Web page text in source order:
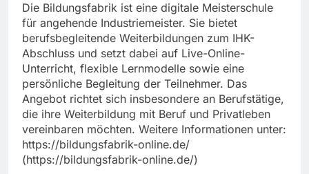
Die Bildungsfabrik ist eine digitale Meisterschule
für angehende Industriemeister. Sie bietet
berufsbegleitende Weiterbildungen zum IHK-
Abschluss und setzt dabei auf Live-Online-
Unterricht, flexible Lernmodelle sowie eine
persönliche Begleitung der Teilnehmer. Das
Angebot richtet sich insbesondere an Berufstätige,
die ihre Weiterbildung mit Beruf und Privatleben
vereinbaren möchten. Weitere Informationen unter:
https://bildungsfabrik-online.de/
(https://bildungsfabrik-online.de/)